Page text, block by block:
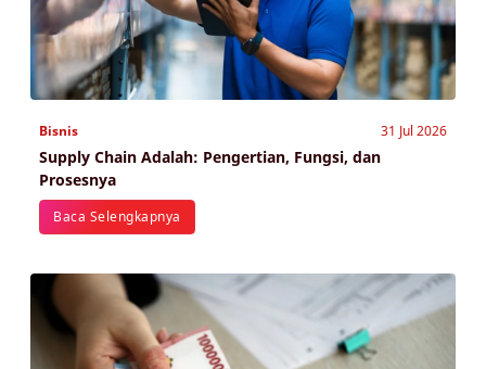
Bisnis 31 Jul 2026
Supply Chain Adalah: Pengertian, Fungsi, dan
Prosesnya
Baca Selengkapnya